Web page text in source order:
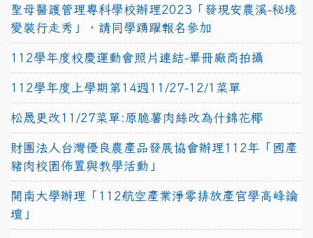
聖母醫護管理專科學校辦理2023「發現安農溪-秘境
變裝行走秀」，請同學踴躍報名參加
112學年度校慶運動會照片連結-畢冊廠商拍攝
112學年度上學期第14週11/27-12/1菜單
松晟更改11/27菜單:原脆薯肉絲改為什錦花椰
財團法人台灣優良農產品發展協會辦理112年「國產
豬肉校園佈置與教學活動」
開南大學辦理「112航空產業淨零排放產官學高峰論
壇」